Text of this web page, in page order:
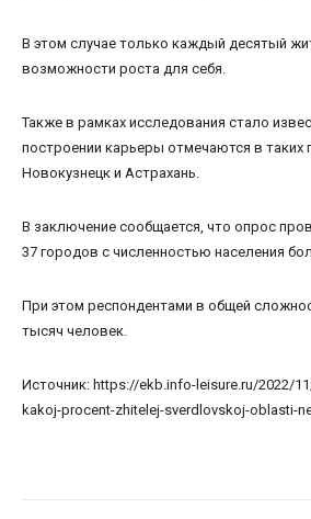
В этом случае только каждый десятый
возможности роста для себя.
Также в рамках исследования стало
построении карьеры отмечаются в таких
Новокузнецк и Астрахань.
В заключение сообщается, что опрос
37 городов с численностью населения
При этом респондентами в общей
тысяч человек.
Источник: https://ekb.info-leisure.ru/2022/
kakoj-procent-zhitelej-sverdlovskoj-oblasti-